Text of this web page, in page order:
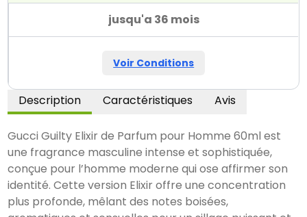
jusqu'a 36 mois
Voir Conditions
Description Caractéristiques Avis
Gucci Guilty Elixir de Parfum pour Homme 60ml est
une fragrance masculine intense et sophistiquée,
conçue pour l’homme moderne qui ose affirmer son
identité. Cette version Elixir offre une concentration
plus profonde, mêlant des notes boisées,